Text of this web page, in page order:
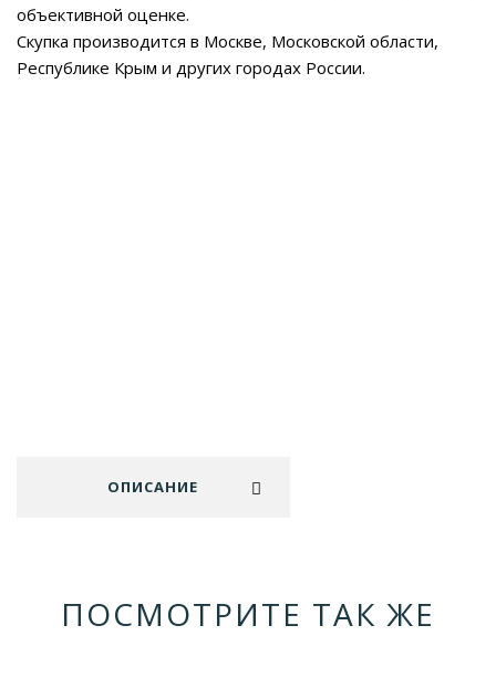
объективной оценке.
Скупка производится в Москве, Московской области,
Республике Крым и других городах России.
ОПИСАНИЕ
ПОСМОТРИТЕ ТАК ЖЕ